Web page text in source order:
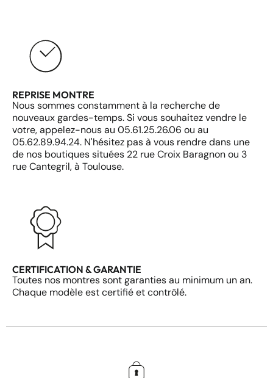
REPRISE MONTRE
Nous sommes constamment à la recherche de
nouveaux gardes-temps. Si vous souhaitez vendre le
votre, appelez-nous au 05.61.25.26.06 ou au
05.62.89.94.24. N'hésitez pas à vous rendre dans une
de nos boutiques situées 22 rue Croix Baragnon ou 3
rue Cantegril, à Toulouse.
CERTIFICATION & GARANTIE
Toutes nos montres sont garanties au minimum un an.
Chaque modèle est certifié et contrôlé.